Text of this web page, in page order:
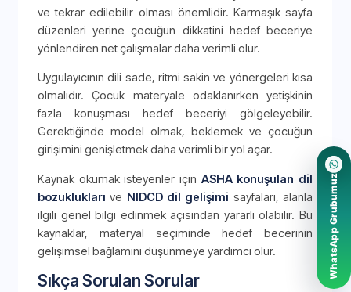
ve tekrar edilebilir olması önemlidir. Karmaşık sayfa
düzenleri yerine çocuğun dikkatini hedef beceriye
yönlendiren net çalışmalar daha verimli olur.
Uygulayıcının dili sade, ritmi sakin ve yönergeleri kısa
olmalıdır. Çocuk materyale odaklanırken yetişkinin
fazla konuşması hedef beceriyi gölgeleyebilir.
Gerektiğinde model olmak, beklemek ve çocuğun
girişimini genişletmek daha verimli bir yol açar.
Kaynak okumak isteyenler için ASHA konuşulan dil
bozuklukları ve NIDCD dil gelişimi sayfaları, alanla
ilgili genel bilgi edinmek açısından yararlı olabilir. Bu
kaynaklar, materyal seçiminde hedef becerinin
gelişimsel bağlamını düşünmeye yardımcı olur.
Sıkça Sorulan Sorular
WhatsApp Grubumuz